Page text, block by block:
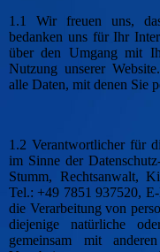
1.1 Wir freuen uns,
bedanken uns für Ihr
über den Umgang mit
Nutzung unserer
alle Daten, mit denen Sie
1.2 Verantwortlicher für
im Sinne der
Stumm, Rechtsanwalt,
Tel.: +49 7851 937520,
die Verarbeitung von
diejenige natürliche
gemeinsam mit